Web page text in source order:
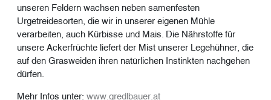
unseren Feldern wachsen neben samenfesten
Urgetreidesorten, die wir in unserer eigenen Mühle
verarbeiten, auch Kürbisse und Mais. Die Nährstoffe für
unsere Ackerfrüchte liefert der Mist unserer Legehühner, die
auf den Grasweiden ihren natürlichen Instinkten nachgehen
dürfen.
Mehr Infos unter: www.gredlbauer.at